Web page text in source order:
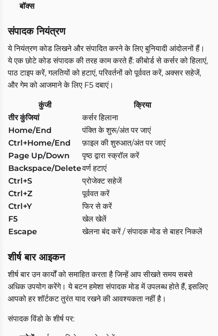
बॉक्स
संपादक नियंत्रण
ये नियंत्रण कोड लिखने और संपादित करने के लिए बुनियादी आंदोलनों हैं।
ये एक छोटे कोड संपादक की तरह काम करते हैं: कीबोर्ड से कर्सर को हिलाएं,
पाठ टाइप करें, गलतियों को हटाएं, परिवर्तनों को पूर्ववत करें, अक्सर सहेजें,
और गेम को आजमाने के लिए F5 दबाएं।
कुंजी
क्रिया
तीर कुंजियां
कर्सर हिलाना
Home/End
पंक्ति के शुरू/अंत पर जाएं
Ctrl+Home/End
फ़ाइल की शुरुआत/अंत पर जाएं
Page Up/Down
पृष्ठ द्वारा स्क्रॉल करें
Backspace/Deleteवर्ण हटाएं
Ctrl+S
प्रोजेक्ट सहेजें
Ctrl+Z
पूर्ववत करें
Ctrl+Y
फिर से करें
F5
खेल खेलें
Escape
खेलना बंद करें / संपादक मोड से बाहर निकलें
शीर्ष बार आइकन
शीर्ष बार उन कार्यों को समाहित करता है जिन्हें आप सीखते समय सबसे
अधिक उपयोग करेंगे। ये बटन हमेशा संपादक मोड में उपलब्ध होते हैं, इसलिए
आपको हर शॉर्टकट तुरंत याद रखने की आवश्यकता नहीं है।
संपादक विंडो के शीर्ष पर: